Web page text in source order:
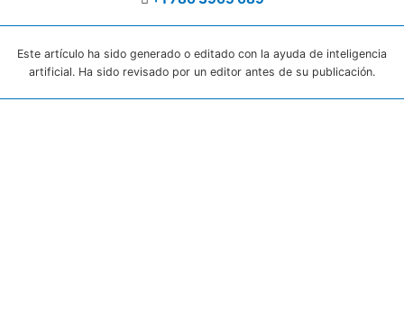
Este artículo ha sido generado o editado con la ayuda de inteligencia
artificial. Ha sido revisado por un editor antes de su publicación.